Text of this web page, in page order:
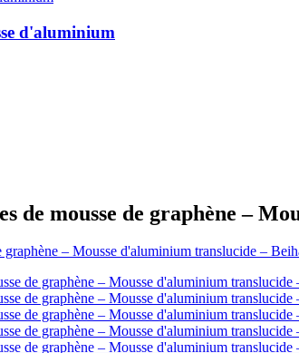
d'aluminium
de mousse de graphène –